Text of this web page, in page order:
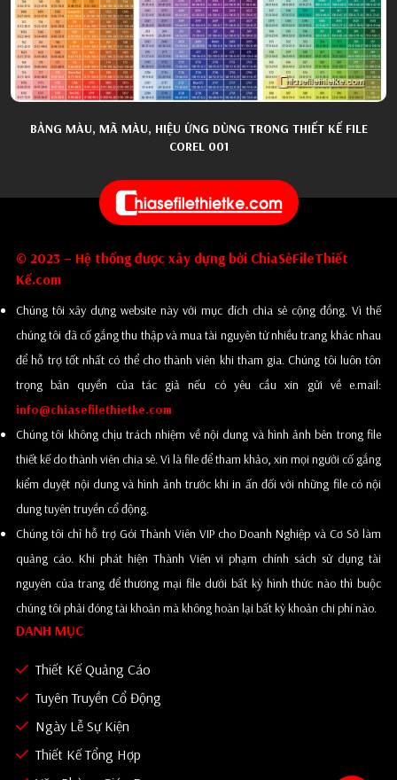
BẢNG MÀU, MÃ MÀU, HIỆU ỨNG DÙNG TRONG THIẾT KẾ FILE
COREL 001
© 2023 – Hệ thống được xây dựng bởi ChiaSẻFileThiết
Kế.com
Chúng tôi xây dựng website này với mục đích chia sẻ cộng đồng. Vì thế
chúng tôi đã cố gắng thu thập và mua tài nguyên từ nhiều trang khác nhau
để hỗ trợ tốt nhất có thể cho thành viên khi tham gia. Chúng tôi luôn tôn
trọng bản quyền của tác giả nếu có yêu cầu xin gửi về e.mail:
info@chiasefilethietke.com
Chúng tôi không chịu trách nhiệm về nội dung và hình ảnh bên trong file
thiết kế do thành viên chia sẻ. Vì là file để tham khảo, xin mọi người cố gắng
kiểm duyệt nội dung và hình ảnh trước khi in ấn đối với những file có nội
dung tuyên truyền cổ động.
Chúng tôi chỉ hỗ trợ Gói Thành Viên VIP cho Doanh Nghiệp và Cơ Sở làm
quảng cáo. Khi phát hiện Thành Viên vi phạm chính sách sử dụng tài
nguyên của trang để thương mại file dưới bất kỳ hình thức nào thì buộc
chúng tôi phải đóng tài khoản mà không hoàn lại bất kỳ khoản chi phí nào.
DANH MỤC
Thiết Kế Quảng Cáo
Tuyên Truyền Cổ Động
Ngày Lễ Sự Kiện
Thiết Kế Tổng Hợp